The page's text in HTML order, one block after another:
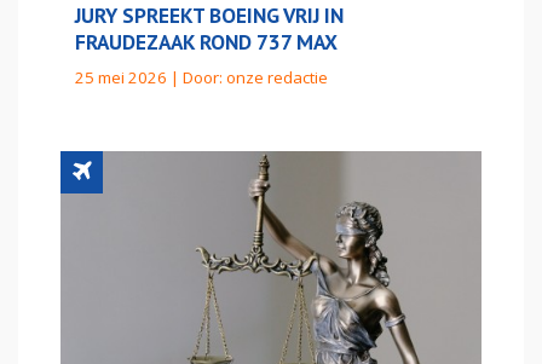
JURY SPREEKT BOEING VRIJ IN
FRAUDEZAAK ROND 737 MAX
25 mei 2026 | Door: onze redactie